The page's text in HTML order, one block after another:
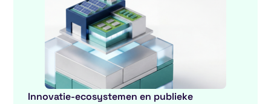
Innovatie-ecosystemen en publieke